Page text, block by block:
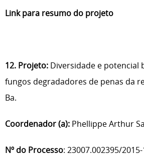
Link para resumo do projeto
12. Projeto: Diversidade e potencial
fungos degradadores de penas da
Ba.
Coordenador (a): Phellippe Arthur
Nº do Processo: 23007.002395/